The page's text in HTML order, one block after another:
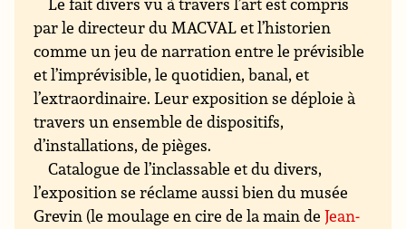
par le directeur du MACVAL et l’historien
comme un jeu de narration entre le prévisible
et l’imprévisible, le quotidien, banal, et
l’extraordinaire. Leur exposition se déploie à
travers un ensemble de dispositifs,
d’installations, de pièges.
Catalogue de l’inclassable et du divers,
l’exposition se réclame aussi bien du musée
Grevin (le moulage en cire de la main deJean-